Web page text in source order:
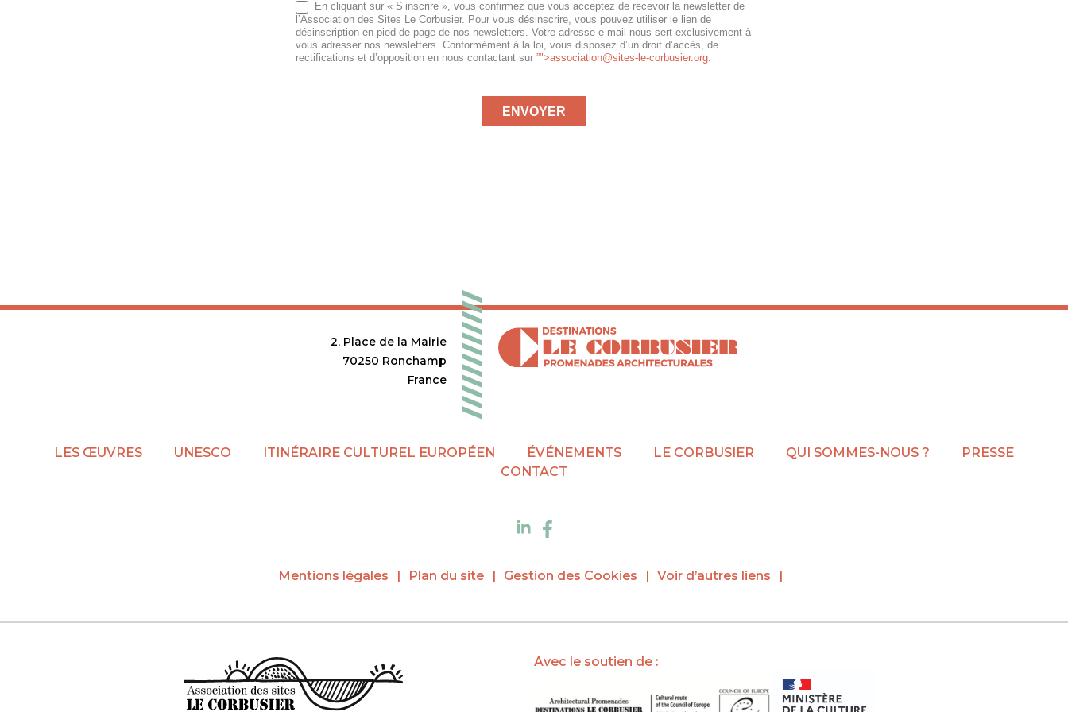
En cliquant sur « S’inscrire », vous confirmez que vous acceptez de recevoir la newsletter de
l’Association des Sites Le Corbusier. Pour vous désinscrire, vous pouvez utiliser le lien de
désinscription en pied de page de nos newsletters. Votre adresse e-mail nous sert exclusivement à
vous adresser nos newsletters. Conformément à la loi, vous disposez d’un droit d’accès, de
rectifications et d’opposition en nous contactant sur ”">association@sites-le-corbusier.org
ENVOYER
2, Place de la Mairie
70250 Ronchamp
France
LES ŒUVRES UNESCO ITINÉRAIRE CULTUREL EUROPÉEN ÉVÉNEMENTS LE CORBUSIER QUI SOMMES-NOUS ?
PRESSE
CONTACT
Mentions légales Plan du site Gestion des Cookies Voir d’autres liens
Avec le soutien de :